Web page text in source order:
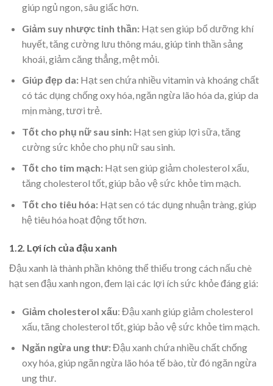
giúp ngủ ngon, sâu giấc hơn.
Giảm suy nhược tinh thần: Hạt sen giúp bổ dưỡng khí
huyết, tăng cường lưu thông máu, giúp tinh thần sảng
khoái, giảm căng thẳng, mệt mỏi.
Giúp đẹp da: Hạt sen chứa nhiều vitamin và khoáng chất
có tác dụng chống oxy hóa, ngăn ngừa lão hóa da, giúp da
mịn màng, tươi trẻ.
Tốt cho phụ nữ sau sinh:Hạt sen giúp lợi sữa, tăng
cường sức khỏe cho phụ nữ sau sinh.
Tốt cho tim mạch:Hạt sen giúp giảm cholesterol xấu,
tăng cholesterol tốt, giúp bảo vệ sức khỏe tim mạch.
Tốt cho tiêu hóa:Hạt sen có tác dụng nhuận tràng, giúp
hệ tiêu hóa hoạt động tốt hơn.
1.2. Lợi ích của đậu xanh
Đậu xanh là thành phần không thể thiếu trong cách nấu chè
hạt sen đậu xanh ngon, đem lại các lợi ích sức khỏe đáng giá:
Giảm cholesterol xấu: Đậu xanh giúp giảm cholesterol
xấu, tăng cholesterol tốt, giúp bảo vệ sức khỏe tim mạch.
Ngăn ngừa ung thư:Đậu xanh chứa nhiều chất chống
oxy hóa, giúp ngăn ngừa lão hóa tế bào, từ đó ngăn ngừa
ung thư.